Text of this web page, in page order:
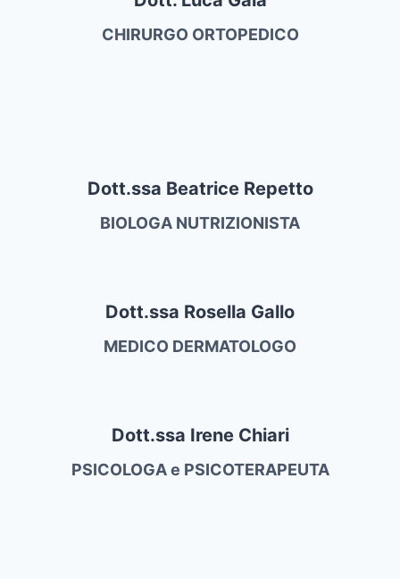
CHIRURGO ORTOPEDICO
Dott.ssa Beatrice Repetto
BIOLOGA NUTRIZIONISTA
Dott.ssa Rosella Gallo
MEDICO DERMATOLOGO
Dott.ssa Irene Chiari
PSICOLOGA e PSICOTERAPEUTA